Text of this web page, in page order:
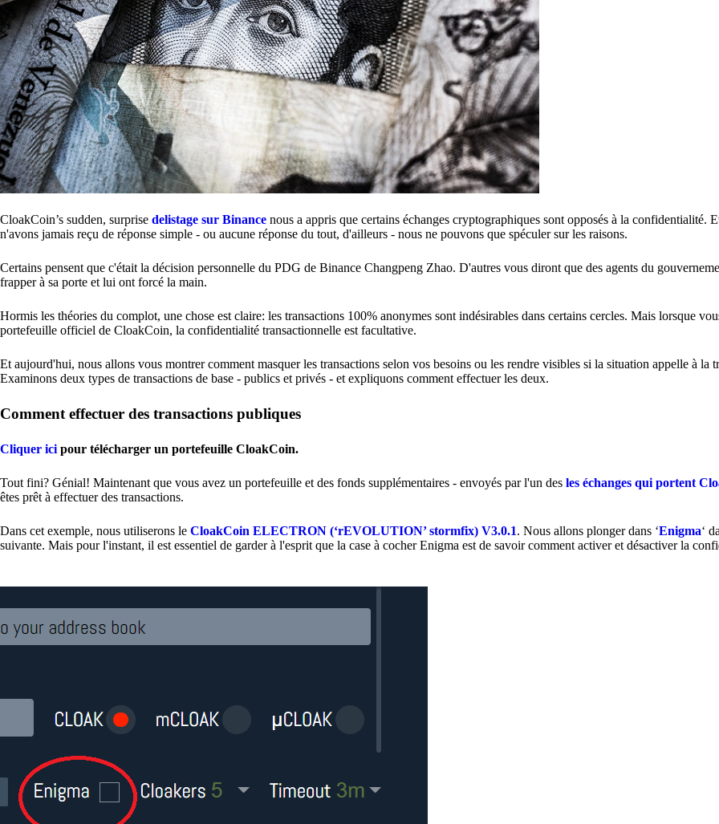
CloakCoin’s sudden, surprise delistage sur Binance nous a appris que certains échanges cryptographiques sont opposés à la confidentialité.
n'avons jamais reçu de réponse simple - ou aucune réponse du tout, d'ailleurs - nous ne pouvons que spéculer sur les raisons.
Certains pensent que c'était la décision personnelle du PDG de Binance Changpeng Zhao. D'autres vous diront que des agents du
frapper à sa porte et lui ont forcé la main.
Hormis les théories du complot, une chose est claire: les transactions 100% anonymes sont indésirables dans certains cercles. Mais lorsque
portefeuille officiel de CloakCoin, la confidentialité transactionnelle est facultative.
Et aujourd'hui, nous allons vous montrer comment masquer les transactions selon vos besoins ou les rendre visibles si la situation appelle à la
Examinons deux types de transactions de base - publics et privés - et expliquons comment effectuer les deux.
Comment effectuer des transactions publiques
Cliquer ici pour télécharger un portefeuille CloakCoin.
Tout fini? Génial! Maintenant que vous avez un portefeuille et des fonds supplémentaires - envoyés par l'un des les échanges qui portent
êtes prêt à effectuer des transactions.
Dans cet exemple, nous utiliserons le CloakCoin ELECTRON (‘rEVOLUTION’ stormfix) V3.0.1. Nous allons plonger dans ‘Enigma‘
suivante. Mais pour l'instant, il est essentiel de garder à l'esprit que la case à cocher Enigma est de savoir comment activer et désactiver la